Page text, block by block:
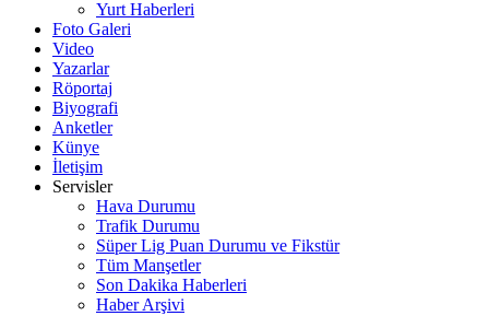
Yurt Haberleri
Foto Galeri
Video
Yazarlar
Röportaj
Biyografi
Anketler
Künye
İletişim
Servisler
Hava Durumu
Trafik Durumu
Süper Lig Puan Durumu ve Fikstür
Tüm Manşetler
Son Dakika Haberleri
Haber Arşivi